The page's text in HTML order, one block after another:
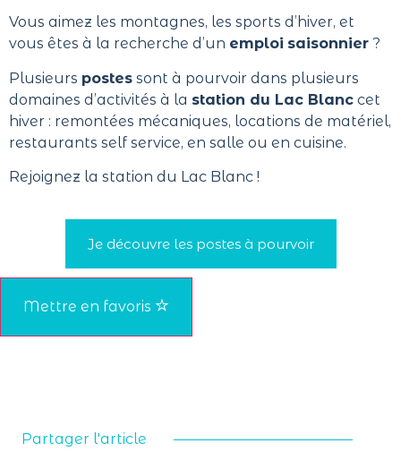
Vous aimez les montagnes, les sports d’hiver, et
vous êtes à la recherche d’un emploi saisonnier ?
Plusieurs postes sont à pourvoir dans plusieurs
domaines d’activités à la station du Lac Blanc cet
hiver : remontées mécaniques, locations de matériel,
restaurants self service, en salle ou en cuisine.
Rejoignez la station du Lac Blanc !
Je découvre les postes à pourvoir
Mettre en favoris
Partager l'article